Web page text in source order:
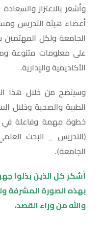
وأشعر بالاعتزاز
أعضاء هيئة التدريس
الجامعة ولكل المهتمين
على معلومات متنوعة
الأكاديمية والإدارية.
وسيتضح من خلال هذا
الطبية والصحية وخلال
خطوة مهمة وفاعلة في
(التدريس _ البحث
الجامعة).
أشكر كل الذين بذلوا
بهذه الصورة المشرفة
والله من وراء القصد،